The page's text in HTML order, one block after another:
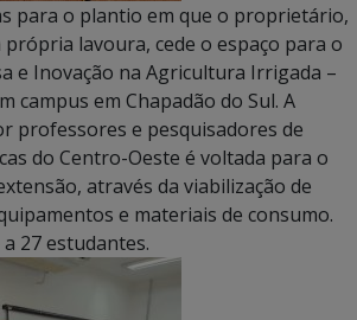
para o plantio em que o proprietário,
lavoura, cede o espaço para o
e Inovação na Agricultura Irrigada –
campus em Chapadão do Sul. A
professores e pesquisadores de
do Centro-Oeste é voltada para o
através da viabilização de
e materiais de consumo.
27 estudantes.